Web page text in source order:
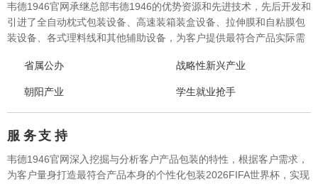
韦德1946官网承继总部韦德1946的优势资源和先进技术，先后开发和
引进了全自动枕式包装设备、高速装箱装盒设备、拉伸膜和自粘膜包
装设备、各式理料线和其他辅助设备，为客户提供最符合产品实际需
发、采购、生产、售后一站式整体服务，广泛应用于方便食品、休闲
食品、冷冻食品、海产品、医药、生鲜果蔬、烘焙等各个行业领域。
省属公办 战略性新兴产业
朝阳产业 学生就业抢手
服 务支 持
韦德1946官网深入挖掘与分析客户产品包装的特性，根据客户需求，
为客户量身打造最符合产品本身的个性化包装2026FIFA世界杯，实现